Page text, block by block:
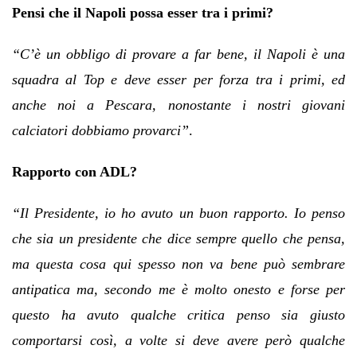
Pensi che il Napoli possa esser tra i primi?
“C’è un obbligo di provare a far bene, il Napoli è una
squadra al Top e deve esser per forza tra i primi, ed
anche noi a Pescara, nonostante i nostri giovani
calciatori dobbiamo provarci”.
Rapporto con ADL?
“Il Presidente, io ho avuto un buon rapporto. Io penso
che sia un presidente che dice sempre quello che pensa,
ma questa cosa qui spesso non va bene può sembrare
antipatica ma, secondo me è molto onesto e forse per
questo ha avuto qualche critica penso sia giusto
comportarsi così, a volte si deve avere però qualche